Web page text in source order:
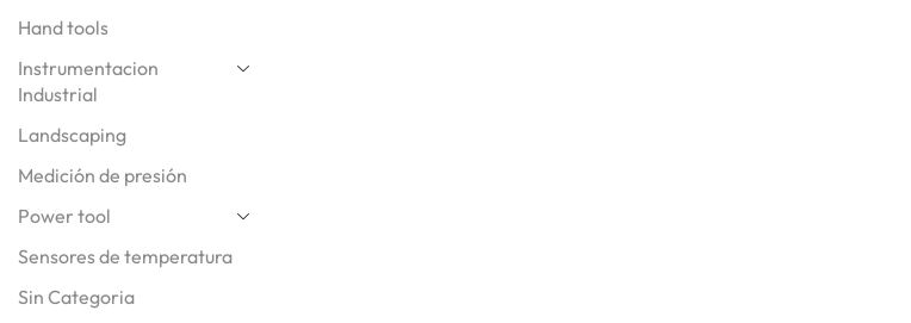
Hand tools
Instrumentacion
Industrial
Landscaping
Medición de presión
Power tool
Sensores de temperatura
Sin Categoria